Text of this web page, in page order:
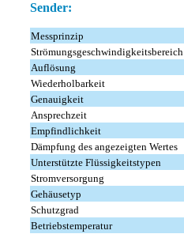
Sender:
Messprinzip
Strömungsgeschwindigkeitsbereich
Auflösung
Wiederholbarkeit
Genauigkeit
Ansprechzeit
Empfindlichkeit
Dämpfung des angezeigten Wertes
Unterstützte Flüssigkeitstypen
Stromversorgung
Gehäusetyp
Schutzgrad
Betriebstemperatur